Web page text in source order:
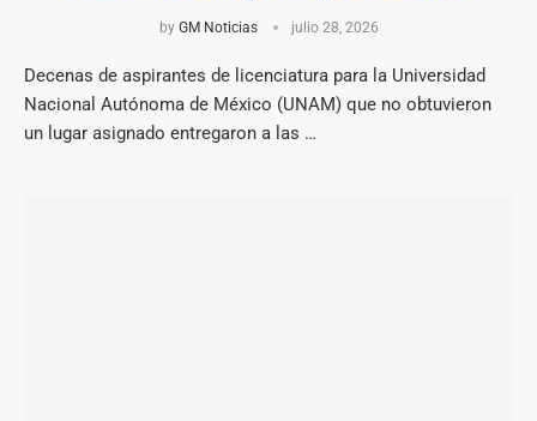
by GM Noticias julio 28, 2026
Decenas de aspirantes de licenciatura para la Universidad
Nacional Autónoma de México (UNAM) que no obtuvieron
un lugar asignado entregaron a las …